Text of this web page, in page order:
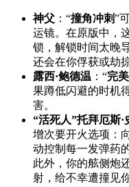
神父 ：“撞角冲刺”
运镜。在原版中，
锁，解锁时间太晚
还会在你俘获或劫
露西·鲍德温 ：“完
果蹲低闪避的时机
害。
“活死人”托拜厄斯·
增次要开火选项：
动控制每一发弹药
此外，你的舷侧炮
射，给不幸遭撞见